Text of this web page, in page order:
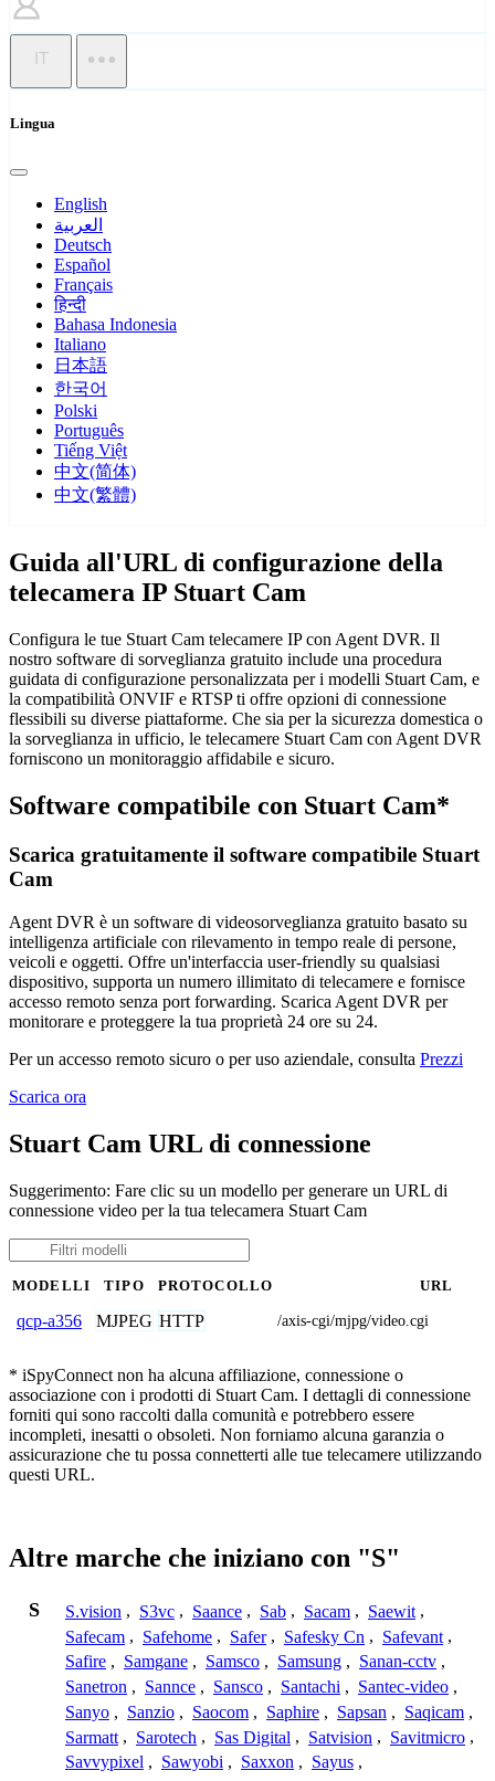
IT
Lingua
English
العربية
Deutsch
Español
Français
हिन्दी
Bahasa Indonesia
Italiano
日本語
한국어
Polski
Português
Tiếng Việt
中文(简体)
中文(繁體)
Guida all'URL di configurazione della
telecamera IP Stuart Cam
Configura le tue Stuart Cam telecamere IP con Agent DVR. Il
nostro software di sorveglianza gratuito include una procedura
guidata di configurazione personalizzata per i modelli Stuart Cam, e
la compatibilità ONVIF e RTSP ti offre opzioni di connessione
flessibili su diverse piattaforme. Che sia per la sicurezza domestica o
la sorveglianza in ufficio, le telecamere Stuart Cam con Agent DVR
forniscono un monitoraggio affidabile e sicuro.
Software compatibile con Stuart Cam*
Scarica gratuitamente il software compatibile Stuart
Cam
Agent DVR è un software di videosorveglianza gratuito basato su
intelligenza artificiale con rilevamento in tempo reale di persone,
veicoli e oggetti. Offre un'interfaccia user-friendly su qualsiasi
dispositivo, supporta un numero illimitato di telecamere e fornisce
accesso remoto senza port forwarding. Scarica Agent DVR per
monitorare e proteggere la tua proprietà 24 ore su 24.
Per un accesso remoto sicuro o per uso aziendale, consulta Prezzi
Scarica ora
Stuart Cam URL di connessione
Suggerimento: Fare clic su un modello per generare un URL di
connessione video per la tua telecamera Stuart Cam
MODELLI TIPO PROTOCOLLO URL
qcp-a356 MJPEG HTTP /axis-cgi/mjpg/video.cgi
* iSpyConnect non ha alcuna affiliazione, connessione o
associazione con i prodotti di Stuart Cam. I dettagli di connessione
forniti qui sono raccolti dalla comunità e potrebbero essere
incompleti, inesatti o obsoleti. Non forniamo alcuna garanzia o
assicurazione che tu possa connetterti alle tue telecamere utilizzando
questi URL.
Altre marche che iniziano con "S"
S S.vision , S3vc , Saance , Sab , Sacam , Saewit ,
Safecam , Safehome , Safer , Safesky Cn , Safevant ,
Safire , Samgane , Samsco , Samsung , Sanan-cctv ,
Sanetron , Sannce , Sansco , Santachi , Santec-video ,
Sanyo , Sanzio , Saocom , Saphire , Sapsan , Saqicam ,
Sarmatt , Sarotech , Sas Digital , Satvision , Savitmicro ,
Savvypixel , Sawyobi , Saxxon , Sayus ,